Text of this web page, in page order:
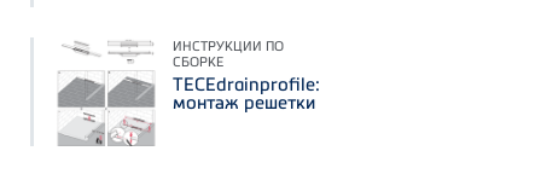
ИНСТРУКЦИИ ПО
СБОРКЕ
TECEdrainprofile:
монтаж решетки